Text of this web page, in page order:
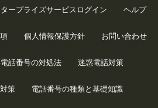
ープライズサービスログイン ヘルプ
個人情報保護方針 お問い合わせ
話番号の対処法 迷惑電話対策
策 電話番号の種類と基礎知識